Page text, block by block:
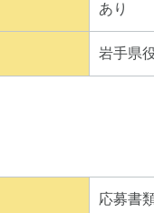
あり
岩手県
応募書